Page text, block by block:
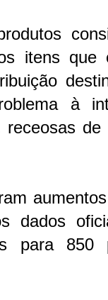
itens que
à
dados
para 850